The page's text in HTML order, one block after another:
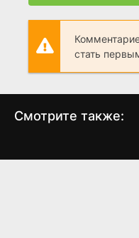
стать
Смотрите также: